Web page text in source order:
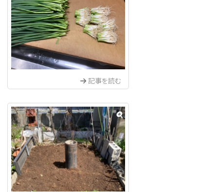
記事を読む